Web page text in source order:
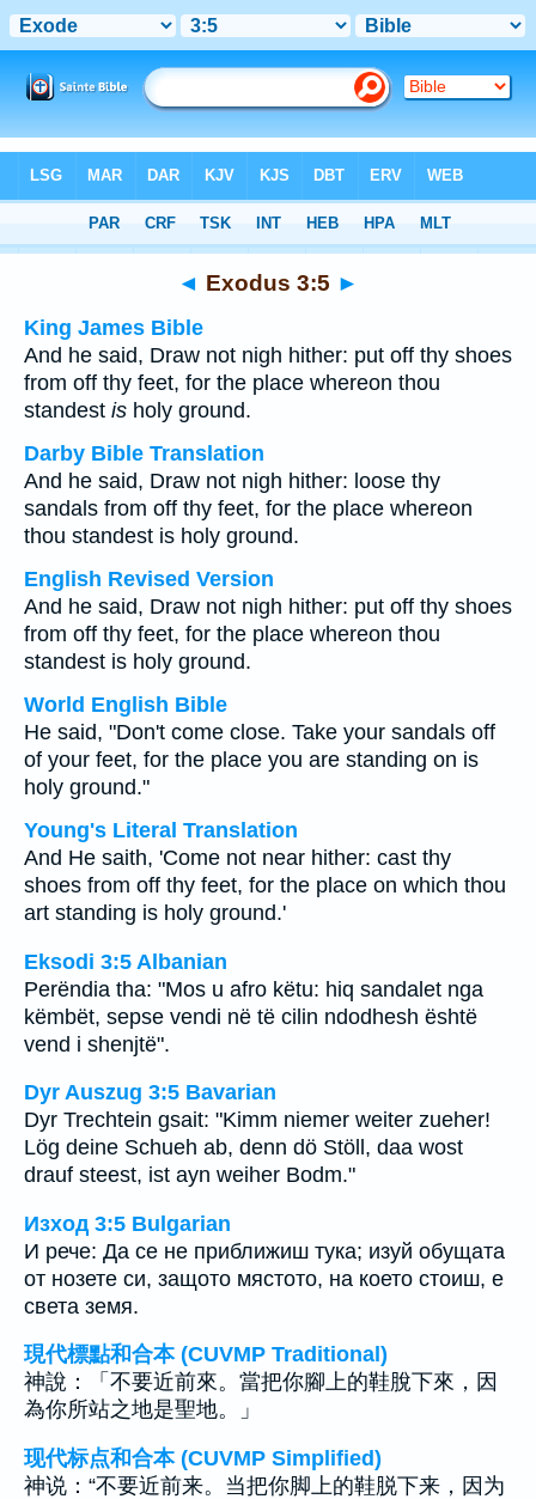
> Exodus 3:5
◄ Exodus 3:5 ►
King James Bible
And he said, Draw not nigh hither: put off thy shoes
from off thy feet, for the place whereon thou
standest is holy ground.
Darby Bible Translation
And he said, Draw not nigh hither: loose thy
sandals from off thy feet, for the place whereon
thou standest is holy ground.
English Revised Version
And he said, Draw not nigh hither: put off thy shoes
from off thy feet, for the place whereon thou
standest is holy ground.
World English Bible
He said, "Don't come close. Take your sandals off
of your feet, for the place you are standing on is
holy ground."
Young's Literal Translation
And He saith, 'Come not near hither: cast thy
shoes from off thy feet, for the place on which thou
art standing is holy ground.'
Eksodi 3:5 Albanian
Perëndia tha: "Mos u afro këtu: hiq sandalet nga
këmbët, sepse vendi në të cilin ndodhesh është
vend i shenjtë".
Dyr Auszug 3:5 Bavarian
Dyr Trechtein gsait: "Kimm niemer weiter zueher!
Lög deine Schueh ab, denn dö Stöll, daa wost
drauf steest, ist ayn weiher Bodm."
Изход 3:5 Bulgarian
И рече: Да се не приближиш тука; изуй обущата
от нозете си, защото мястото, на което стоиш, е
света земя.
現代標點和合本 (CUVMP Traditional)
神說：「不要近前來。當把你腳上的鞋脫下來，因
為你所站之地是聖地。」
现代标点和合本 (CUVMP Simplified)
神说：“不要近前来。当把你脚上的鞋脱下来，因为